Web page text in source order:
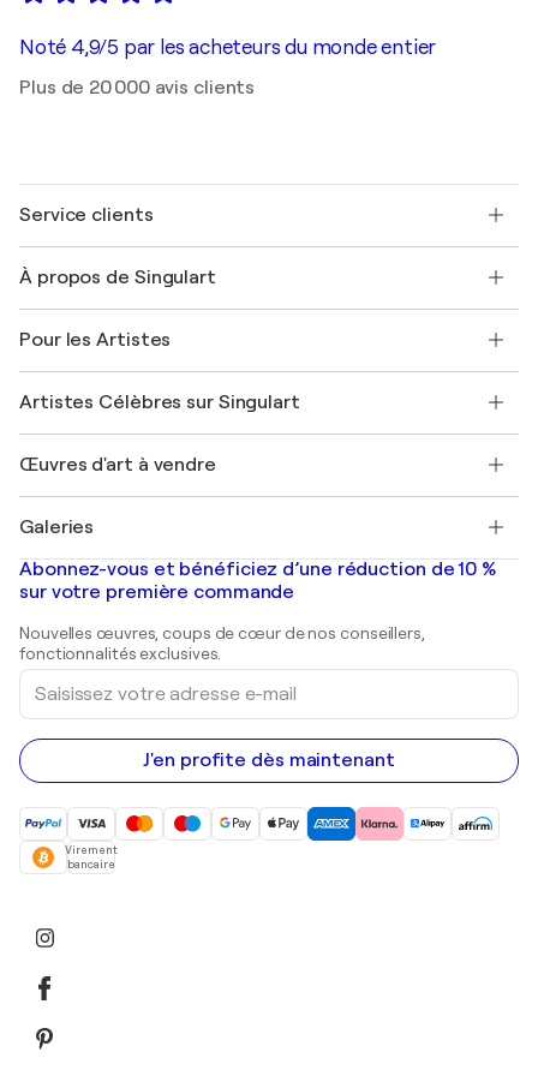
Noté 4,9/5 par les acheteurs du monde entier
Plus de 20 000 avis clients
Service clients
Expédition
Offrir une carte cadeau
Rejoignez notre programme commercial
Mon compte
+33 1 76 44 06 42
À propos de Singulart
FAQ
Magazine Singulart
Emplois
Découvrez une sélection d'art original
Pour les Artistes
Se connecter en tant qu'Artiste
Artistes Célèbres sur Singulart
Marc Chagall
Banksy
Mr. Brainwash
Shepard Fairey
Œuvres d'art à vendre
Tableaux abstraits à vendre
Peintures de paysage
Estampes
Peintures acryliques
Galeries
Galeries d'art en France
Galeries d'art en Belgique
Abonnez-vous et bénéficiez d’une réduction de 10 %
sur votre première commande
Nouvelles œuvres, coups de cœur de nos conseillers,
fonctionnalités exclusives.
Saisissez
votre
adresse
e-
mail
J'en profite dès maintenant
Virement
bancaire